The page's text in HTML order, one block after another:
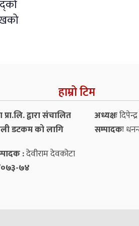
हाम्रो टिम
द्वारा संचालित
डटकम को लागि
अध्यक्षः
सम्पादकः
:देवीराम देवकोटा
०७३-७४